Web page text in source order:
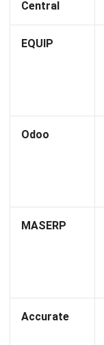
Central
EQUIP
Odoo
MASERP
Accurate